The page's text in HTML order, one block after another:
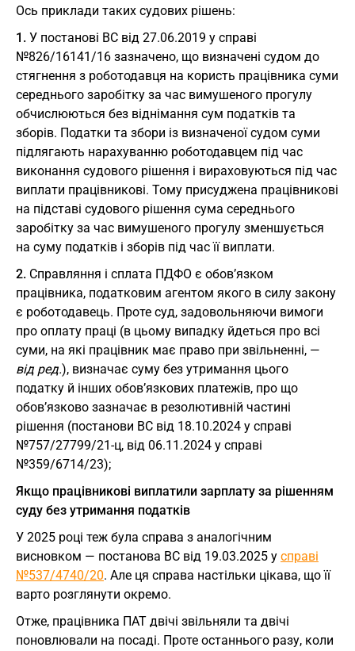
Ось приклади таких судових рішень:
1. У постанові ВС від 27.06.2019 у справі
№826/16141/16 зазначено, що визначені судом до
стягнення з роботодавця на користь працівника суми
середнього заробітку за час вимушеного прогулу
обчислюються без віднімання сум податків та
зборів. Податки та збори із визначеної судом суми
підлягають нарахуванню роботодавцем під час
виконання судового рішення і вираховуються під час
виплати працівникові. Тому присуджена працівникові
на підставі судового рішення сума середнього
заробітку за час вимушеного прогулу зменшується
на суму податків і зборів під час її виплати.
2. Справляння і сплата ПДФО є обов’язком
працівника, податковим агентом якого в силу закону
є роботодавець. Проте суд, задовольняючи вимоги
про оплату праці (в цьому випадку йдеться про всі
суми, на які працівник має право при звільненні, —
від ред.), визначає суму без утримання цього
податку й інших обов’язкових платежів, про що
обов’язково зазначає в резолютивній частині
рішення (постанови ВС від 18.10.2024 у справі
№757/27799/21-ц, від 06.11.2024 у справі
№359/6714/23);
Якщо працівникові виплатили зарплату за рішенням
суду без утримання податків
У 2025 році теж була справа з аналогічним
висновком — постанова ВС від 19.03.2025 у справі
№537/4740/20. Але ця справа настільки цікава, що її
варто розглянути окремо.
Отже, працівника ПАТ двічі звільняли та двічі
поновлювали на посаді. Проте останнього разу, коли